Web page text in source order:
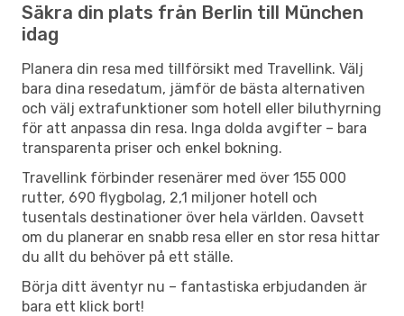
Säkra din plats från Berlin till München
idag
Planera din resa med tillförsikt med Travellink. Välj
bara dina resedatum, jämför de bästa alternativen
och välj extrafunktioner som hotell eller biluthyrning
för att anpassa din resa. Inga dolda avgifter – bara
transparenta priser och enkel bokning.
Travellink förbinder resenärer med över 155 000
rutter, 690 flygbolag, 2,1 miljoner hotell och
tusentals destinationer över hela världen. Oavsett
om du planerar en snabb resa eller en stor resa hittar
du allt du behöver på ett ställe.
Börja ditt äventyr nu – fantastiska erbjudanden är
bara ett klick bort!